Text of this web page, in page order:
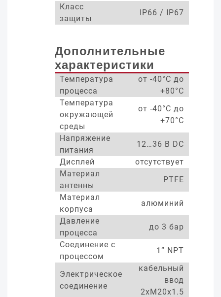
Класс
защиты
IP66 / IP67
Дополнительные
характеристики
Температура
процесса
от -40°С до
+80°С
Температура
окружающей
среды
от -40°С до
+70°С
Напряжение
питания
12…36 В DC
Дисплей
отсутствует
Материал
антенны
PTFE
Материал
корпуса
алюминий
Давление
процесса
до 3 бар
Соединение с
процессом
1” NPT
Электрическое
соединение
кабельный
ввод
2xM20x1.5